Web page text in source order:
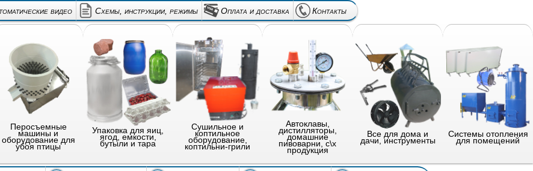
видео Схемы, инструкции, режимы Оплата и доставка Контакты
Перосъемные
машины и
оборудование для
убоя птицы
Упаковка для яиц,
ягод, емкости,
бутыли и тара
Сушильное и
коптильное
оборудование,
коптильни-грили
Автоклавы,
дистилляторы,
домашние
пивоварни, с\х
продукция
Все для дома и
дачи, инструменты
Системы отопления
для помещений